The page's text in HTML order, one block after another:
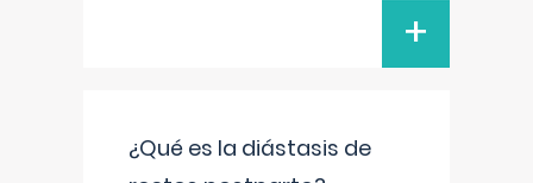
+
¿Qué es la diástasis de